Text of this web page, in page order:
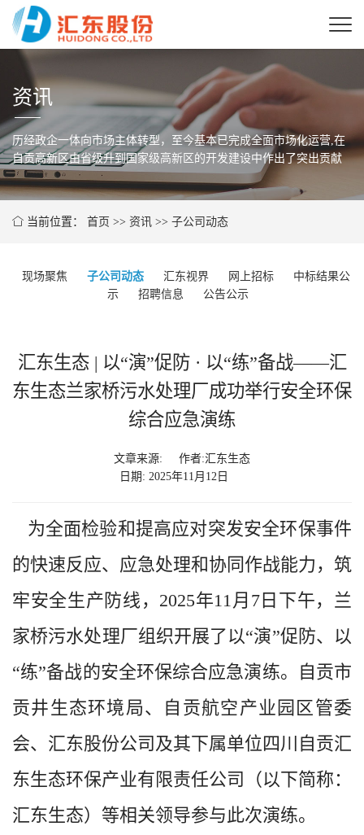
资讯
历经政企一体向市场主体转型，至今基本已完成全面市场化运营,在
自贡高新区由省级升到国家级高新区的开发建设中作出了突出贡献
当前位置： 首页 >> 资讯 >> 子公司动态
现场聚焦 子公司动态 汇东视界 网上招标
中标结果公
示
招聘信息 公告公示
汇东生态 | 以“演”促防 · 以“练”备战——汇
东生态兰家桥污水处理厂成功举行安全环保
综合应急演练
文章来源:
作者:汇东生态
日期: 2025年11月12日
为全面检验和提高应对突发安全环保事件
的快速反应、应急处理和协同作战能力，筑
牢安全生产防线，2025年11月7日下午，兰
家桥污水处理厂组织开展了以“演”促防、以
“练”备战的安全环保综合应急演练。自贡市
贡井生态环境局、自贡航空产业园区管委
会、汇东股份公司及其下属单位四川自贡汇
东生态环保产业有限责任公司（以下简称：
汇东生态）等相关领导参与此次演练。